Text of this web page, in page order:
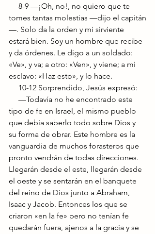
tomes tantas molestias —dijo el capitán
—. Solo da la orden y mi sirviente
estará bien. Soy un hombre que recibe
y da órdenes. Le digo a un soldado:
«Ve», y va; a otro: «Ven», y viene; a mi
esclavo: «Haz esto», y lo hace.
     10-12 Sorprendido, Jesús expresó:
tipo de fe en Israel, el mismo pueblo
que debía saberlo todo sobre Dios y
su forma de obrar. Este hombre es la
vanguardia de muchos forasteros que
pronto vendrán de todas direcciones.
Llegarán desde el este, llegarán desde
el oeste y se sentarán en el banquete
del reino de Dios junto a Abraham,
Isaac y Jacob. Entonces los que se
criaron «en la fe» pero no tenían fe
quedarán fuera, ajenos a la gracia y se